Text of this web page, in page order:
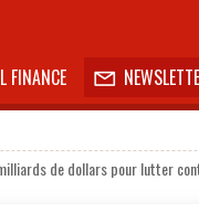
FINANCE 
de dollars pour lutter